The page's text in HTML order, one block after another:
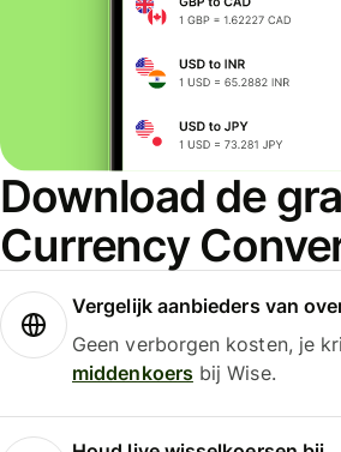
Download de
Currency
Vergelijk aanbieders van
Geen verborgen kosten, je
middenkoersbij Wise.